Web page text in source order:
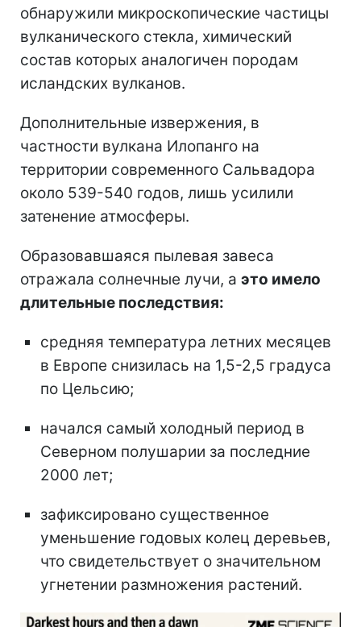
обнаружили микроскопические частицы
вулканического стекла, химический
состав которых аналогичен породам
исландских вулканов.
Дополнительные извержения, в
частности вулкана Илопанго на
территории современного Сальвадора
около 539-540 годов, лишь усилили
затенение атмосферы.
Образовавшаяся пылевая завеса
отражала солнечные лучи, а это имело
длительные последствия:
средняя температура летних месяцев
в Европе снизилась на 1,5-2,5 градуса
по Цельсию;
начался самый холодный период в
Северном полушарии за последние
2000 лет;
зафиксировано существенное
уменьшение годовых колец деревьев,
что свидетельствует о значительном
угнетении размножения растений.